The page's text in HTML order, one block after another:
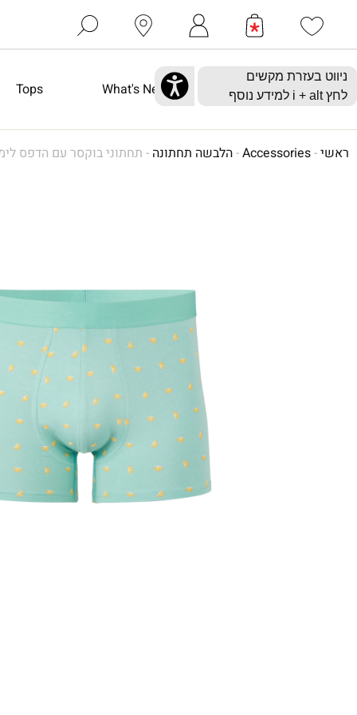
What's New
Tops
ראשי-
Accessories
-הלבשה תחתונה - תחתוני בוקסר עם הדפס